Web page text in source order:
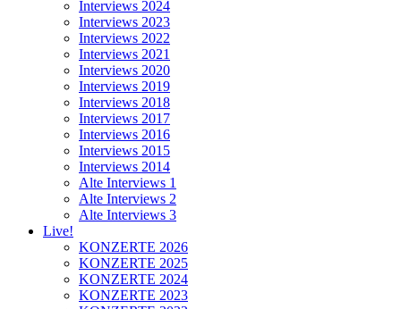
Interviews 2024
Interviews 2023
Interviews 2022
Interviews 2021
Interviews 2020
Interviews 2019
Interviews 2018
Interviews 2017
Interviews 2016
Interviews 2015
Interviews 2014
Alte Interviews 1
Alte Interviews 2
Alte Interviews 3
Live!
KONZERTE 2026
KONZERTE 2025
KONZERTE 2024
KONZERTE 2023